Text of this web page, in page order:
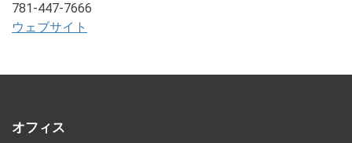
781-447-7666
ウェブサイト
オフィス